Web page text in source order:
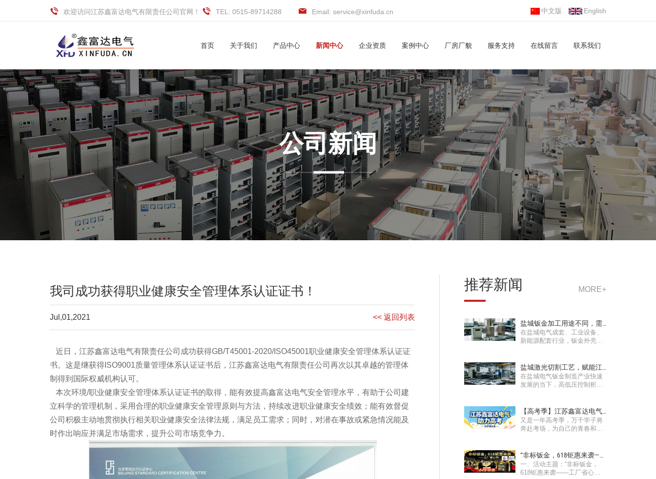
欢迎访问江苏鑫富达电气有限责任公司官网！ TEL: 0515-89714288 Email: service@xinfuda.cn 中文版 English
首页 关于我们 产品中心 新闻中心 企业资质 案例中心 厂房厂貌 服务支持 在线留言 联系我们
公司新闻
我司成功获得职业健康安全管理体系认证证书！
Jul,01,2021 << 返回列表
近日， 江苏鑫富达电气有限责任公司 成功获得GB/T45001-2020/ISO45001职业健康安全管理体系认证证
书。这是继获得ISO9001质量管理体系认证证书后， 江苏鑫富达电气有限责任公司 再次以其卓越的管理体
制得到国际权威机构认可。
本次环境/职业健康安全管理体系认证证书的取得，能有效提高鑫富达电气安全管理水平，有助于公司建
立科学的管理机制，采用合理的职业健康安全管理原则与方法，持续改进职业健康安全绩效；能有效督促
公司积极主动地贯彻执行相关职业健康安全法律法规，满足员工需求；同时，对潜在事故或紧急情况能及
时作出响应并满足市场需求，提升公司市场竞争力。
推荐新闻 MORE+
盐城钣金加工用途不同，需
要选择不同的钣金···
在盐城电气成套、工业设备、
新能源配套行业，钣金外壳、
盐城激光切割工艺，赋能江
苏鑫富达电气工程···
在盐城电气钣金制造产业快速
发展的当下，高低压控制柜、
【高考季】江苏鑫富达电气 |
“鑫” 火相传···
又是一年高考季，万千学子将
奔赴考场，为自己的青春和梦
“非标钣金，618钜惠来袭——
工厂省心购”活···
一、活动主题：“非标钣金，
618钜惠来袭——工厂省心